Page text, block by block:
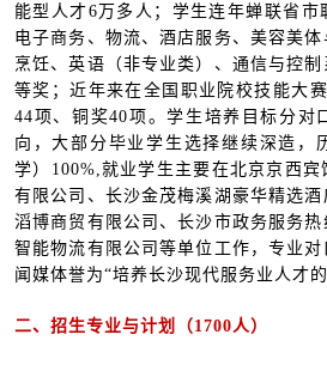
能型人才6万多人；学生连年蝉联省市
电子商务、物流、酒店服务、美容美体
烹饪、英语（非专业类）、通信与控
等奖；近年来在全国职业院校技能大
44项、铜奖40项。学生培养目标分对
向，大部分毕业学生选择继续深造，
学）100%,就业学生主要在北京京西
有限公司、长沙金茂梅溪湖豪华精选
滔博商贸有限公司、长沙市政务服务
智能物流有限公司等单位工作，专业
闻媒体誉为“培养长沙现代服务业人才的
二、招生专业与计划（1700人）